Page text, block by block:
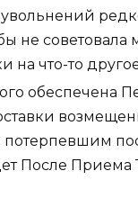
не советовала
на что-то
обеспечена
потерпевшим
После Приема